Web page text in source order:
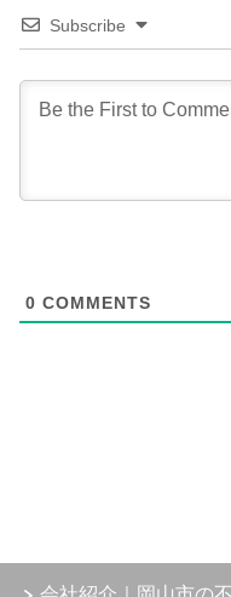
Subscribe
0 COMMENTS